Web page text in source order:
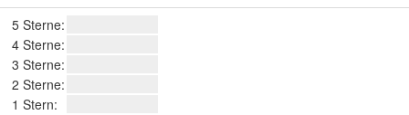
5 Sterne:
4 Sterne:
3 Sterne:
2 Sterne:
1 Stern: